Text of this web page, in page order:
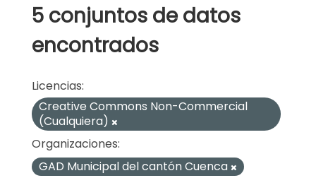
5 conjuntos de datos
encontrados
Licencias:
Creative Commons Non-Commercial
(Cualquiera)
Organizaciones:
GAD Municipal del cantón Cuenca